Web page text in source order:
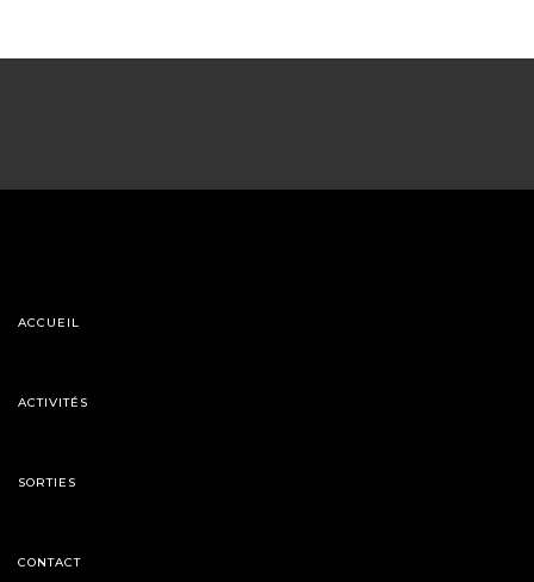
ACCUEIL
ACTIVITÉS
SORTIES
CONTACT